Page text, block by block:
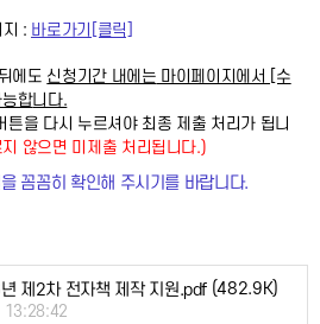
: 바로가기[클릭]
에도 신청기간 내에는 마이페이지에서 [수
합니다.
튼을 다시 누르셔야 최종 제출 처리 가 됩니
않으면 미제출 처리됩니다.)
꼼꼼히 확인해 주시기를 바랍니다.
제2차 전자책 제작 지원.pdf (482.9K)
13:28:42